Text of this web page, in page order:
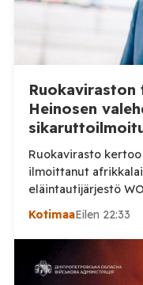
Heinosen
Ruokavirasto kertoo
ilmoittanut
eläintautijärjestö
haastaa
ilmoittanut
WOAH:n kautta että
KotimaaEilen 22:33